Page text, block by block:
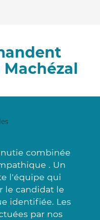
Machézal
combinée
. Un
l'équipe qui
le candidat le
identifiée. Les
par nos